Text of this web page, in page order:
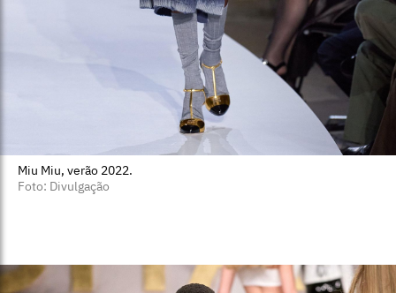
Miu Miu, verão 2022.
Foto: Divulgação